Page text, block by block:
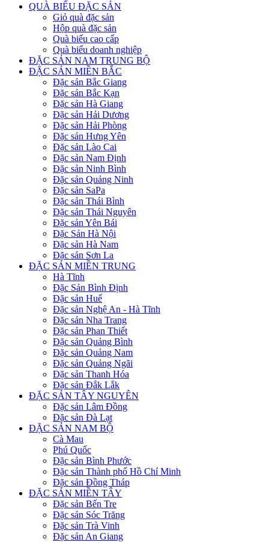
QUÀ BIẾU ĐẶC SẢN
Giỏ quà đặc sản
Hộp quà đặc sản
Quà biếu cao cấp
Quà biếu doanh nghiệp
ĐẶC SẢN NAM TRUNG BỘ
ĐẶC SẢN MIỀN BẮC
Đặc sản Bắc Giang
Đặc sản Bắc Kạn
Đặc sản Hà Giang
Đặc sản Hải Dương
Đặc sản Hải Phòng
Đặc sản Hưng Yên
Đặc sản Lào Cai
Đặc sản Nam Định
Đặc sản Ninh Bình
Đặc sản Quảng Ninh
Đặc sản SaPa
Đặc sản Thái Bình
Đặc sản Thái Nguyên
Đặc sản Yên Bái
Đặc Sản Hà Nội
Đặc sản Hà Nam
Đặc sản Sơn La
ĐẶC SẢN MIỀN TRUNG
Hà Tĩnh
Đặc Sản Bình Định
Đặc sản Huế
Đặc sản Nghệ An - Hà Tĩnh
Đặc sản Nha Trang
Đặc sản Phan Thiết
Đặc sản Quảng Bình
Đặc sản Quảng Nam
Đặc sản Quảng Ngãi
Đặc sản Thanh Hóa
Đặc sản Đắk Lắk
ĐẶC SẢN TÂY NGUYÊN
Đặc sản Lâm Đồng
Đặc sản Đà Lạt
ĐẶC SẢN NAM BỘ
Cà Mau
Phú Quốc
Đặc sản Bình Phước
Đặc sản Thành phố Hồ Chí Minh
Đặc sản Đồng Tháp
ĐẶC SẢN MIỀN TÂY
Đặc sản Bến Tre
Đặc sản Sóc Trăng
Đặc sản Trà Vinh
Đặc sản An Giang